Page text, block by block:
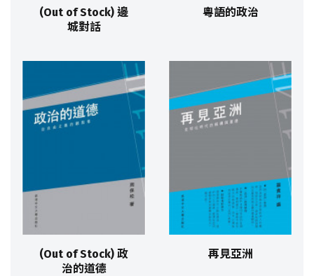
(Out of Stock) 邊
城對話
粵語的政治
(Out of Stock) 政
治的道德
再見亞洲